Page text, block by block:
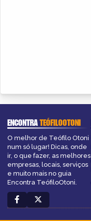
ENCONTRATEÓFILOOTONI
O melhor de Teófilo Otoni
num só lugar! Dicas, onde
ir, o que fazer, as melhores
empresas, locais, serviços
e muito mais no guia
Encontra TeófiloOtoni.